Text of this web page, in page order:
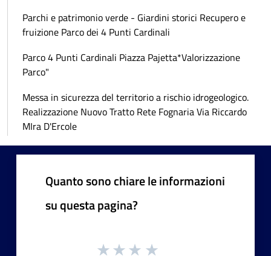
Parchi e patrimonio verde - Giardini storici Recupero e
fruizione Parco dei 4 Punti Cardinali
Parco 4 Punti Cardinali Piazza Pajetta*Valorizzazione
Parco"
Messa in sicurezza del territorio a rischio idrogeologico.
Realizzazione Nuovo Tratto Rete Fognaria Via Riccardo
MIra D'Ercole
Quanto sono chiare le informazioni
su questa pagina?